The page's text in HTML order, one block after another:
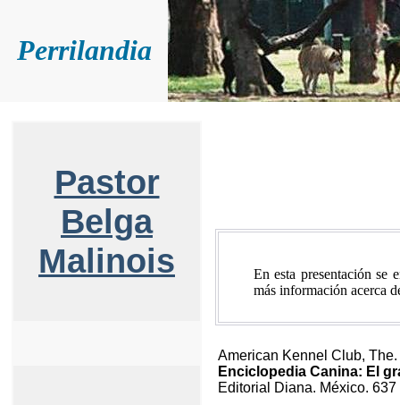
Perrilandia
Pastor
Belga
Malinois
En esta presentación se
más información acerca
American Kennel Club, The.
Enciclopedia Canina: El
Editorial Diana. México. 637